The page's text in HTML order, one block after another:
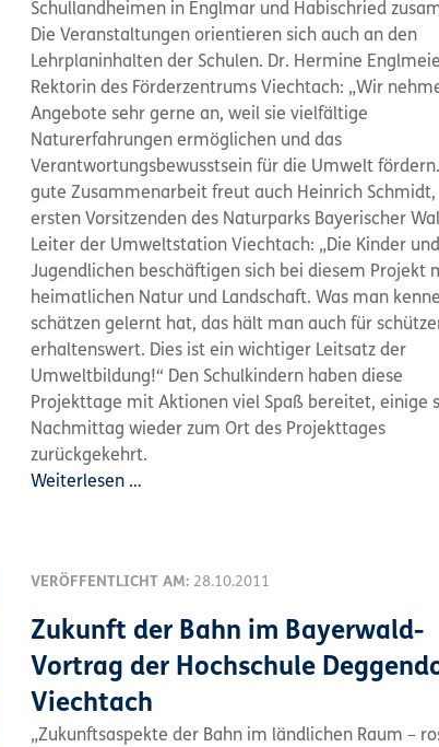
Schullandheimen in Englmar und Habischried
Die Veranstaltungen orientieren sich auch an den
Lehrplaninhalten der Schulen. Dr. Hermine
Rektorin des Förderzentrums Viechtach: „Wir
Angebote sehr gerne an, weil sie vielfältige
Naturerfahrungen ermöglichen und das
Verantwortungsbewusstsein für die Umwelt
gute Zusammenarbeit freut auch Heinrich Schmidt,
ersten Vorsitzenden des Naturparks Bayerischer
Leiter der Umweltstation Viechtach: „Die Kinder und
Jugendlichen beschäftigen sich bei diesem Projekt
heimatlichen Natur und Landschaft. Was man
schätzen gelernt hat, das hält man auch für
erhaltenswert. Dies ist ein wichtiger Leitsatz der
Umweltbildung!“ Den Schulkindern haben diese
Projekttage mit Aktionen viel Spaß bereitet, einige
Nachmittag wieder zum Ort des Projekttages
zurückgekehrt.
Weiterlesen …
VERÖFFENTLICHT AM: 28.10.2011
Zukunft der Bahn im Bayerwald-
Vortrag der Hochschule
Viechtach
„Zukunftsaspekte der Bahn im ländlichen Raum –